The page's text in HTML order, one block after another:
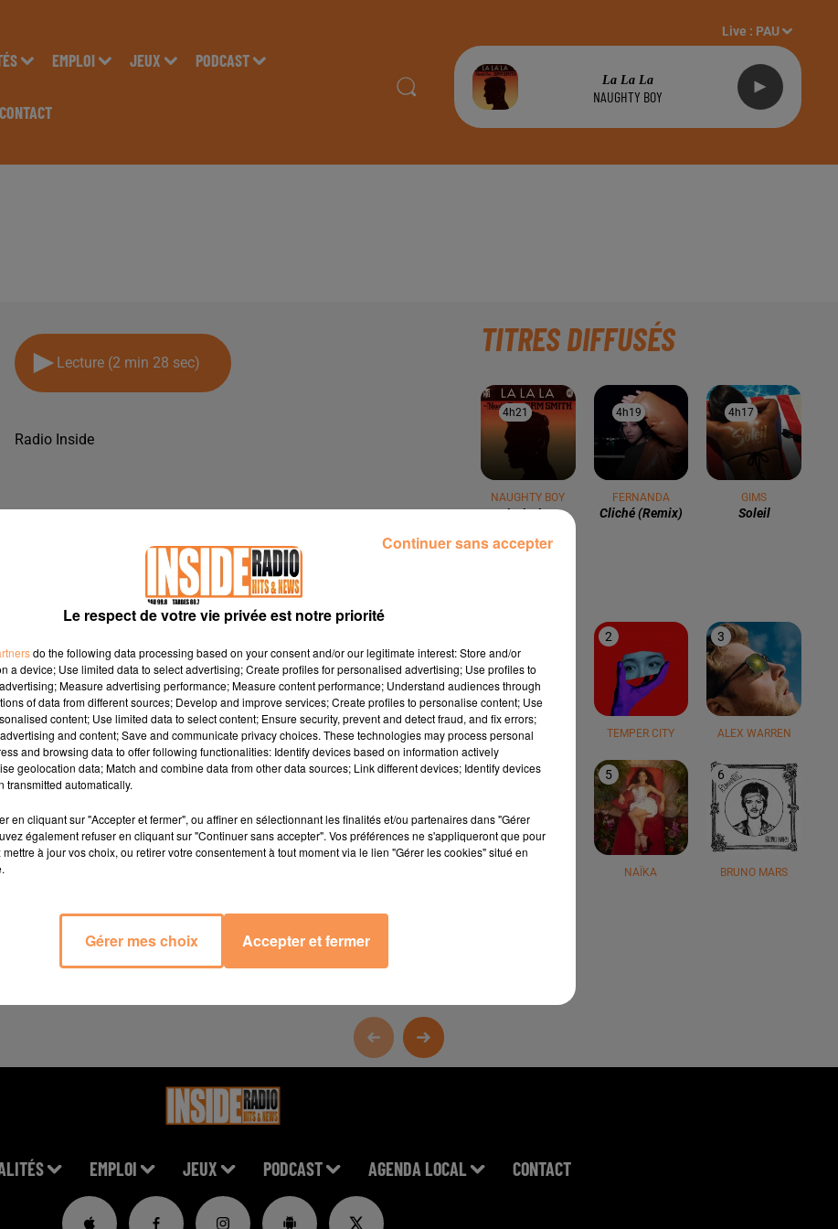
EMPLOI JEUX PODCAST
CONTACT
Live : PAU
La La La
NAUGHTY BOY
Lecture (2 min 28 sec)
Radio Inside
LA FABBRICA À LESCAR, SUR RADIO INSIDE !!!
à Lescar, sur Radio Inside !!!
Pizzeria-792471600915854/
TITRES DIFFUSÉS
4h21
4h21
NAUGHTY BOY
La La La
4h19
4h19
FERNANDA
Cliché (remix)
4h17
4h17
GIMS
Soleil
TEDDY SWIMS
2
TEMPER CITY
3
ALEX WARREN
4 5
NAÏKA
6
BRUNO MARS
EMPLOI JEUX PODCAST AGENDA LOCAL CONTACT
Le respect de votre vie privée est notre priorité
do the following data processing based on your consent and/or our legitimate interest: Store and/or
a device; Use limited data to select advertising; Create profiles for personalised advertising; Use profiles to
Measure advertising performance; Measure content performance; Understand audiences through
of data from different sources; Develop and improve services; Create profiles to personalise content; Use
content; Use limited data to select content; Ensure security, prevent and detect fraud, and fix errors;
and content; Save and communicate privacy choices. These technologies may process personal
and browsing data to offer following functionalities: Identify devices based on information actively
geolocation data; Match and combine data from other data sources; Link different devices; Identify devices
transmitted automatically.
en cliquant sur "Accepter et fermer", ou affiner en sélectionnant les finalités et/ou partenaires dans "Gérer
également refuser en cliquant sur "Continuer sans accepter". Vos préférences ne s'appliqueront que pour
à jour vos choix, ou retirer votre consentement à tout moment via le lien "Gérer les cookies" situé en
Gérer mes choix Accepter et fermer
Continuer sans accepter